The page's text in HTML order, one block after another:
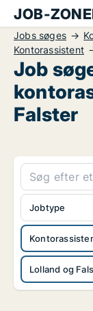
JOB-
Jobs søges
Kontorassistent
Job
Falster
Lolland og
Jobtype